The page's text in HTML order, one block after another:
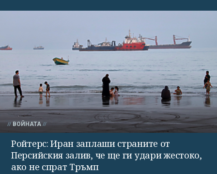
ВОЙНАТА
Ройтерс: Иран заплаши страните от
Персийския залив, че ще ги удари жестоко,
ако не спрат Тръмп